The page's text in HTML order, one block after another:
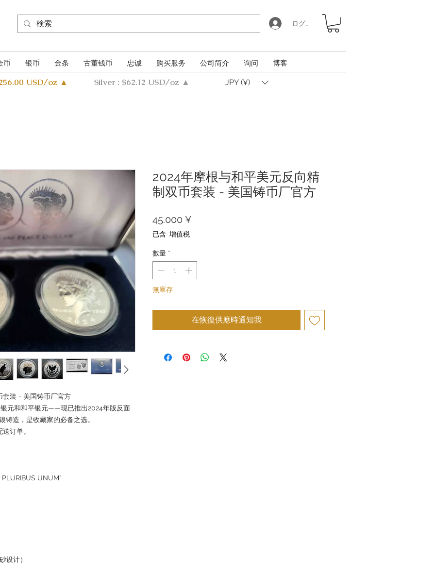
ログイン
币 银币 金条 古董钱币 忠诚 购买服务 公司简介 询问 博客
USD/oz ▲ Silver : $62.12 USD/oz ▲ JPY (¥)
套装 - 美国铸币厂官方
元和和平银元——现已推出2024年版反面
铸造，是收藏家的必备之选。
订单。
PLURIBUS UNUM”
设计）
2024年摩根与和平美元反向精
制双币套装 - 美国铸币厂官方
45.000 ¥
已含 增值税
數量 *
無庫存
在恢復供應時通知我